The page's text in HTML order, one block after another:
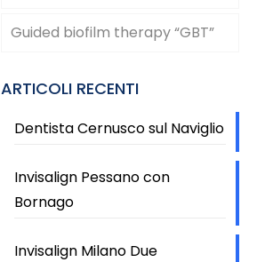
Guided biofilm therapy “GBT”
ARTICOLI RECENTI
Dentista Cernusco sul Naviglio
Invisalign Pessano con
Bornago
Invisalign Milano Due